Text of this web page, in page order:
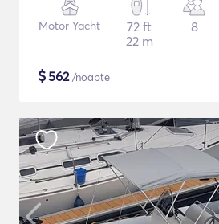
Motor Yacht
72 ft
22 m
8
$562/noapte